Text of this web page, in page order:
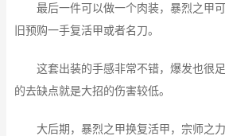
最后一件可以做一个肉装，暴烈之甲可
旧预购一手复活甲或者名刀。
这套出装的手感非常不错，爆发也很足
的去缺点就是大招的伤害较低。
大后期，暴烈之甲换复活甲，宗师之力